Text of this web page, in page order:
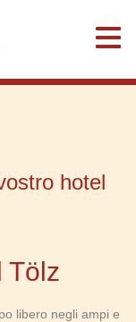
hotel
Tölz
libero negli ampi e